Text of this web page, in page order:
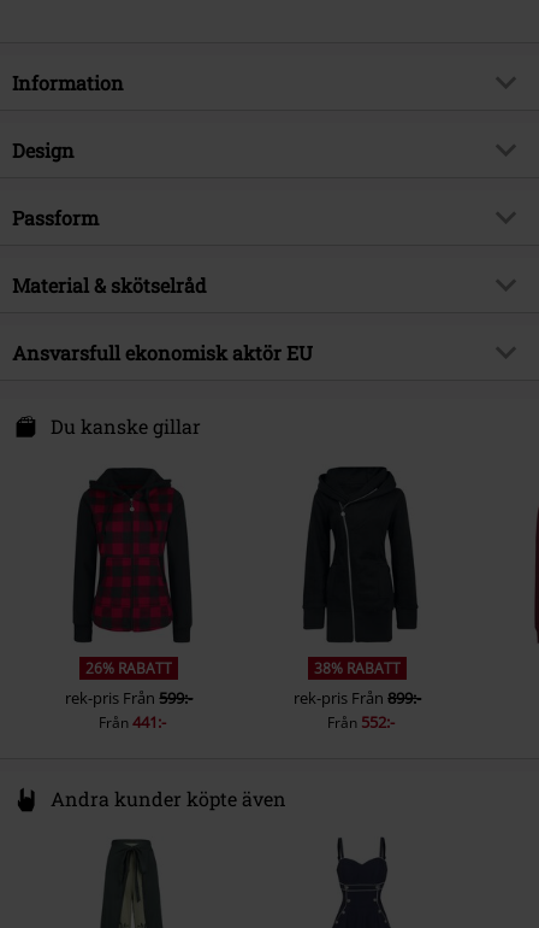
Information
Artikelnummer
Brand
Produktämne
Kön
Dam
Design
Produkttyp
Tryckt
Kragform
Luva
Ärmlängd
Blixtlås
Fickor med dragkedja
rödmelerad
Passform
Passform/Topp
Material & skötselråd
Yttermaterial
70% bomull, 30% polyester
Ansvarsfull ekonomisk aktör EU
Darmer Esch 70 a
www.emp.de
Du kanske gillar
26% RABATT
rek-pris Från599:-
Från441:-
38% RABATT
rek-pris Från899:-
Från 552:-
Andra kunder köpte även